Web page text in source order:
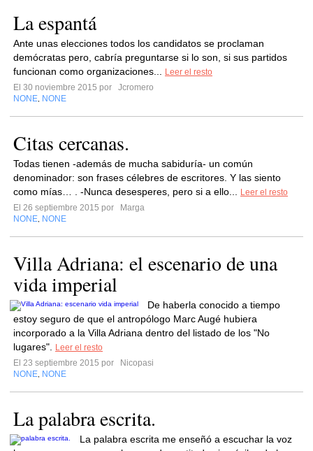
La espantá
Ante unas elecciones todos los candidatos se proclaman
demócratas pero, cabría preguntarse si lo son, si sus partidos
funcionan como organizaciones...
Leer el resto
El 30 noviembre 2015 por
Jcromero
NONE NONE
Citas cercanas.
Todas tienen -además de mucha sabiduría- un común
denominador: son frases célebres de escritores. Y las siento
como mías… . -Nunca desesperes, pero si a ello...
Leer el resto
El 26 septiembre 2015 por
Marga
NONE NONE
Villa Adriana: el escenario de una
vida imperial
De haberla conocido a tiempo
estoy seguro de que el antropólogo Marc Augé hubiera
incorporado a la Villa Adriana dentro del listado de los "No
lugares".
Leer el resto
El 23 septiembre 2015 por
Nicopasi
NONE NONE
La palabra escrita.
La palabra escrita me enseñó a escuchar la voz